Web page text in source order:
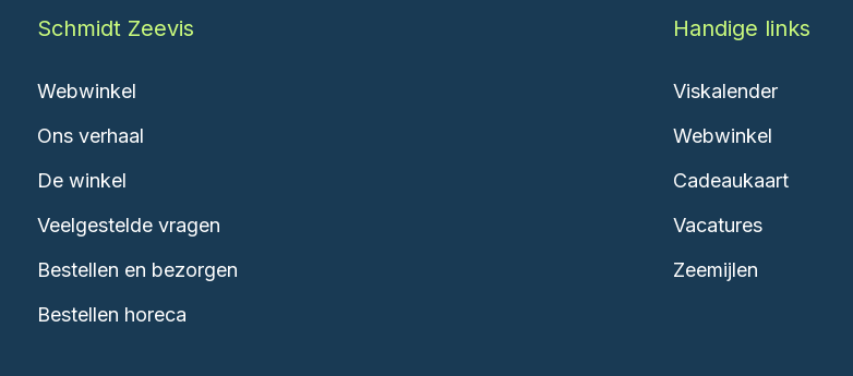
Schmidt Zeevis
Webwinkel
Ons verhaal
De winkel
Veelgestelde vragen
Bestellen en bezorgen
Bestellen horeca
Handige links
Viskalender
Webwinkel
Cadeaukaart
Vacatures
Zeemijlen